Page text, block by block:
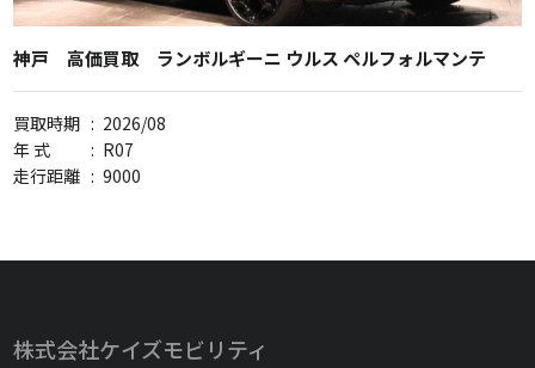
神戸 高価買取 ランボルギーニ ウルス ペルフォルマンテ
買取時期 : 2026/08
年 式
: R07
走行距離 : 9000
株式会社ケイズモビリティ